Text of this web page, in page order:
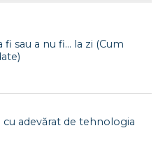
fi sau a nu fi… la zi (Cum
adevărat de tehnologia